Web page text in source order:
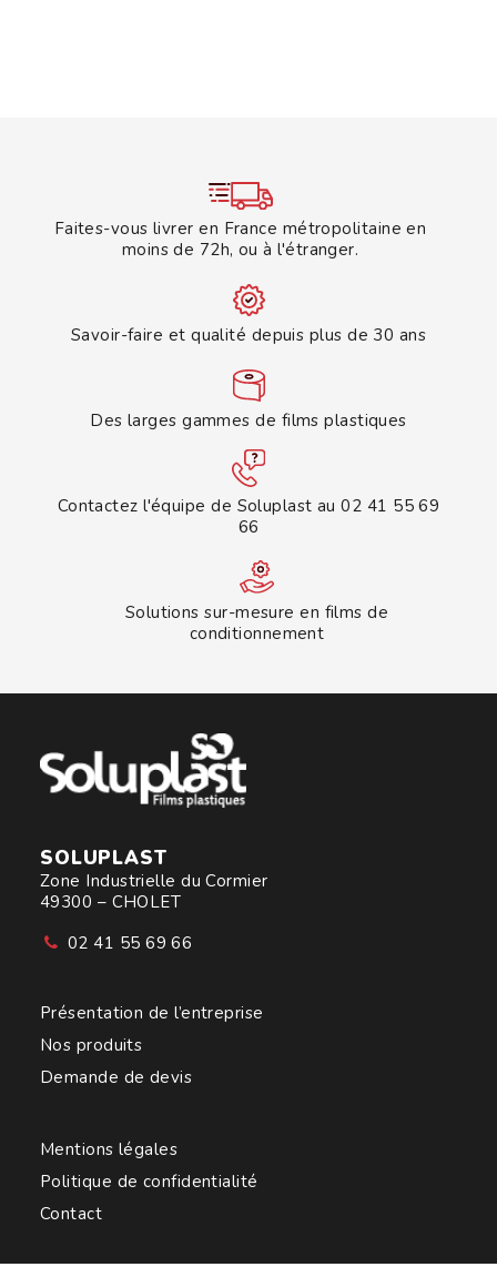
Faites-vous livrer en France métropolitaine en
moins de 72h, ou à l'étranger.
Savoir-faire et qualité depuis plus de 30 ans
Des larges gammes de films plastiques
Contactez l'équipe de Soluplast au 02 41 55 69
66
Solutions sur-mesure en films de
conditionnement
SOLUPLAST
Zone Industrielle du Cormier
49300 – CHOLET
02 41 55 69 66
Présentation de l’entreprise
Nos produits
Demande de devis
Mentions légales
Politique de confidentialité
Contact